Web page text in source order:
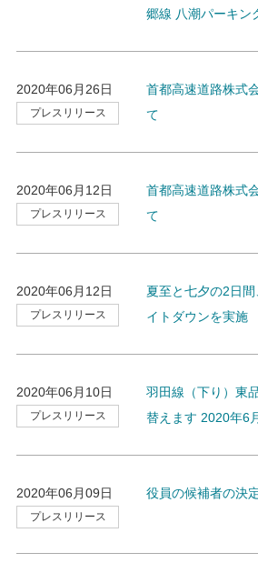
郷線 八潮パーキン
2020年06月26日
プレスリリース
首都高速道路株式
て
2020年06月12日
プレスリリース
首都高速道路株式
て
2020年06月12日
プレスリリース
夏至と七夕の2日
イトダウンを実施
2020年06月10日
プレスリリース
羽田線（下り）東
替えます 2020年6
2020年06月09日
プレスリリース
役員の候補者の決